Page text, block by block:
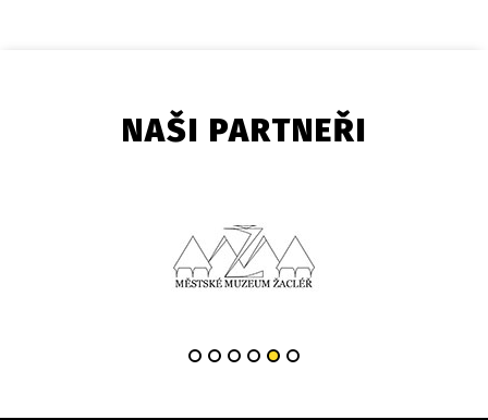
NAŠI PARTNEŘI